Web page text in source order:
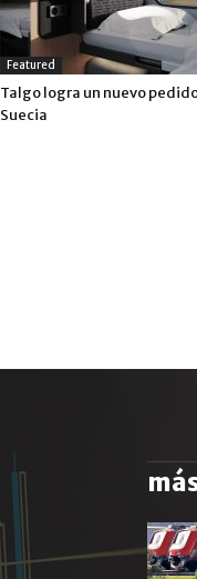
Featured
Talgo logra un nuevo
Suecia